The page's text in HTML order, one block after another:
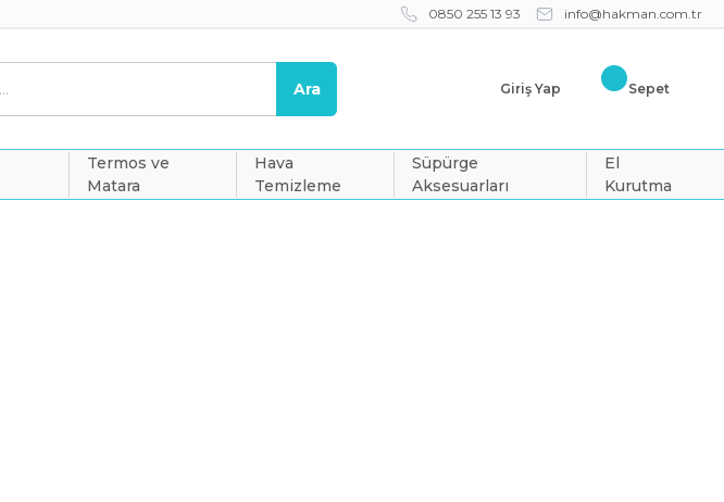
0850 255 13 93 info@hakman.com.tr
Ara Giriş Yap Sepet
Termos ve
Matara
Hava
Temizleme
Süpürge
Aksesuarları
El
Kurutma